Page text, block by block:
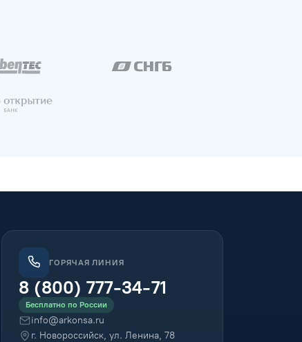
ГОРЯЧАЯ ЛИНИЯ
8 (800) 777-34-71
Бесплатно по России
info@arkonsa.ru
г. Новороссийск, ул. Ленина, 78